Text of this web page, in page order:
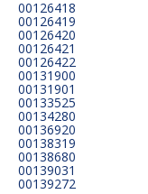
00126418
00126419
00126420
00126421
00126422
00131900
00131901
00133525
00134280
00136920
00138319
00138680
00139031
00139272